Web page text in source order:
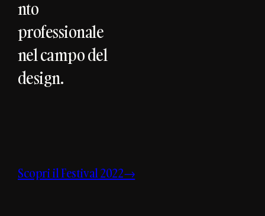
nto
professionale
nel campo del
design.
Scopri il Festival 2022→